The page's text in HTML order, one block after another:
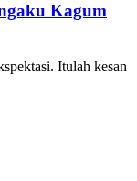
Kagum
Itulah kesan